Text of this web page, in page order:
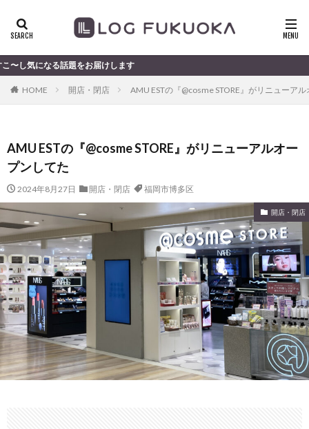
話題をお届けします
HOME 開店・閉店 AMU ESTの『@cosme STORE』がリニューア
AMU ESTの『@cosme STORE』がリニューアルオー
プンしてた
2024年8月27日 開店・閉店 福岡市博多区
開店・閉店